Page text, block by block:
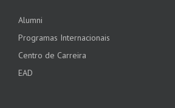
Alumni
Programas Internacionais
Centro de Carreira
EAD